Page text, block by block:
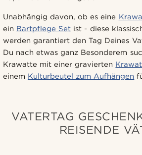
Unabhängig davon, ob es eine
ein Bartpflege Set ist - diese
werden garantiert den Tag Deines
Du nach etwas ganz Besonderem
Krawatte mit einer gravierten
einem Kulturbeutel zum Aufhängen
VATERTAG
REISENDE